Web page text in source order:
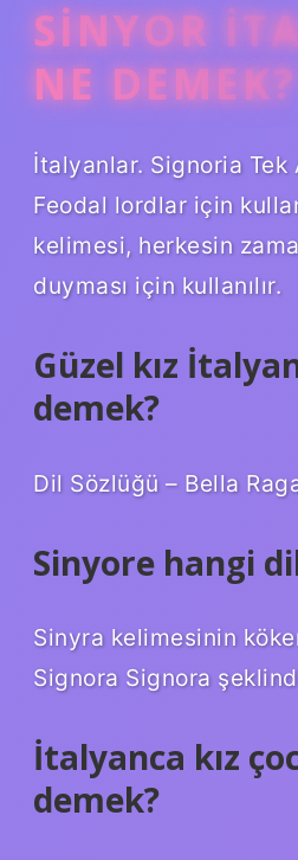
SINYOR
NE DEMEK?
İtalyanlar. Signoria Tek
Feodal lordlar için
kelimesi, herkesin
duyması için kullanılır.
Güzel kız
demek?
Dil Sözlüğü – Bella
Sinyore hangi
Sinyra kelimesinin
Signora Signora
İtalyanca kız
demek?